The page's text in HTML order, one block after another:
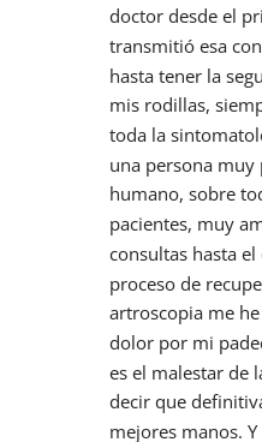
doctor desde el
transmitió esa
hasta tener la
mis rodillas,
toda la
una persona
humano, sobre
pacientes, muy
consultas hasta
proceso de
artroscopia me
dolor por mi
es el malestar de
decir que
mejores manos.